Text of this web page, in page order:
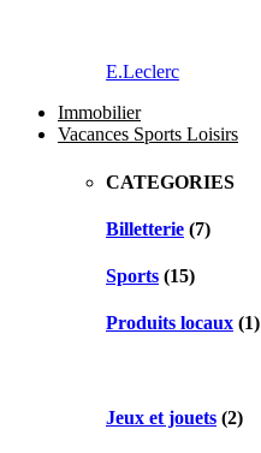
E.Leclerc
Immobilier
Vacances Sports Loisirs
CATEGORIES
Billetterie (7)
Sports (15)
Produits locaux (1)
Jeux et jouets (2)